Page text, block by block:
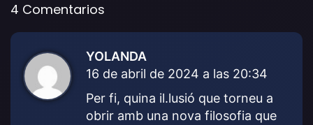
4 Comentarios
YOLANDA
16 de abril de 2024 a las 20:34
Per fi, quina il.lusió que torneu a
obrir amb una nova filosofia que